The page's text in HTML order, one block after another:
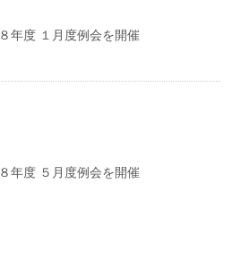
年度 １月度例会を開催
年度 ５月度例会を開催